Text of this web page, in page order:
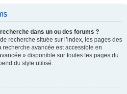
dans un ou des forums ?
recherche située sur l’index, les pages des
recherche avancée est accessible en
» disponible sur toutes les pages du
du style utilisé.